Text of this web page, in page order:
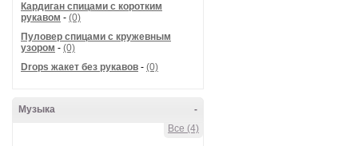
Кардиган спицами с коротким
рукавом - (0)
Пуловер спицами с кружевным
узором - (0)
Drops жакет без рукавов - (0)
-
Музыка
Все (4)